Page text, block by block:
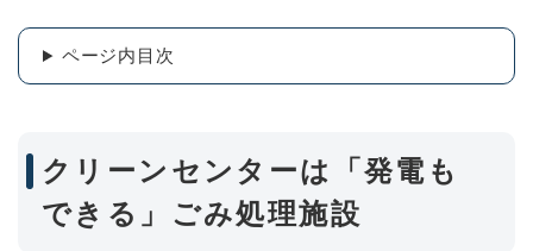
ページ内目次
クリーンセンターは「発電も
できる」ごみ処理施設